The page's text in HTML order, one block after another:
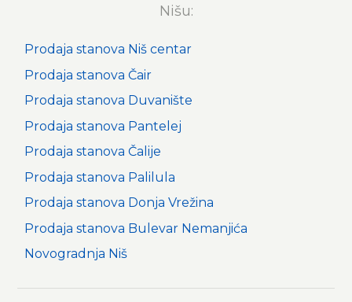
Nišu:
Prodaja stanova Niš centar
Prodaja stanova Čair
Prodaja stanova Duvanište
Prodaja stanova Pantelej
Prodaja stanova Čalije
Prodaja stanova Palilula
Prodaja stanova Donja Vrežina
Prodaja stanova Bulevar Nemanjića
Novogradnja Niš